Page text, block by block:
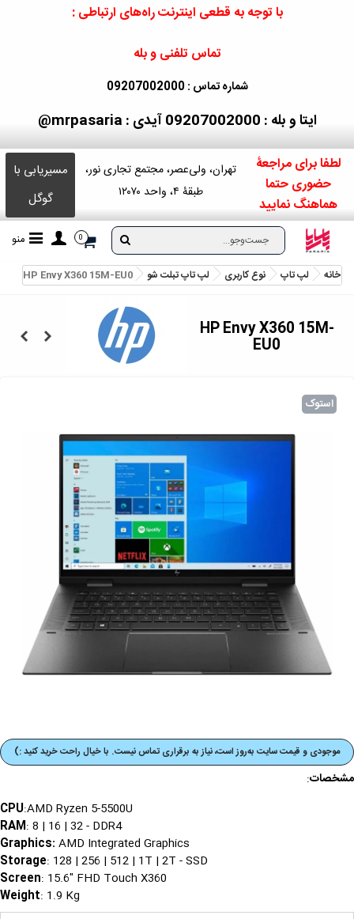
با توجه به قطعی اینترنت راه‌های ارتباطی :
تماس تلفنی و بله
شماره تماس : 09207002000
ایتا و بله : 09207002000 آیدی : mrpasaria@
لطفا برای مراجعۀ
حضوری حتما
هماهنگ نمایید
تهران، ولی‌عصر، مجتمع تجاری نور،
طبقۀ ۴، واحد ۱۲۰۷۰
مسیریابی با
گوگل
0 منو
خانه لپ تاپ نوع کاربری لپ تاپ تبلت شو HP Envy X360 15M-EU0
HP Envy X360 15M-
EU0
استوک
موجودی و قیمت‌ سایت به‌روز است، نیاز به برقراری تماس نیست. با خیال راحت خرید کنید :)
مشخصات:
CPU:AMD Ryzen 5-5500U
RAM: 8 | 16 | 32 - DDR4
Graphics: AMD Integrated Graphics
Storage: 128 | 256 | 512 | 1T | 2T - SSD
Screen: 15.6" FHD Touch X360
Weight: 1.9 Kg